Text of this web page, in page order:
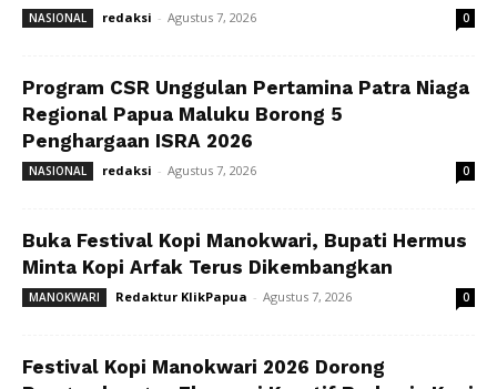
NASIONAL redaksi - Agustus 7, 2026 0
Program CSR Unggulan Pertamina Patra Niaga
Regional Papua Maluku Borong 5
Penghargaan ISRA 2026
NASIONAL redaksi - Agustus 7, 2026 0
Buka Festival Kopi Manokwari, Bupati Hermus
Minta Kopi Arfak Terus Dikembangkan
MANOKWARI Redaktur KlikPapua - Agustus 7, 2026 0
Festival Kopi Manokwari 2026 Dorong